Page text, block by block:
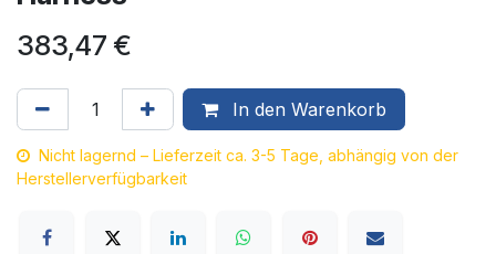
383,47 €
In den Warenkorb
Nicht lagernd – Lieferzeit ca. 3-5 Tage, abhängig von der
Herstellerverfügbarkeit